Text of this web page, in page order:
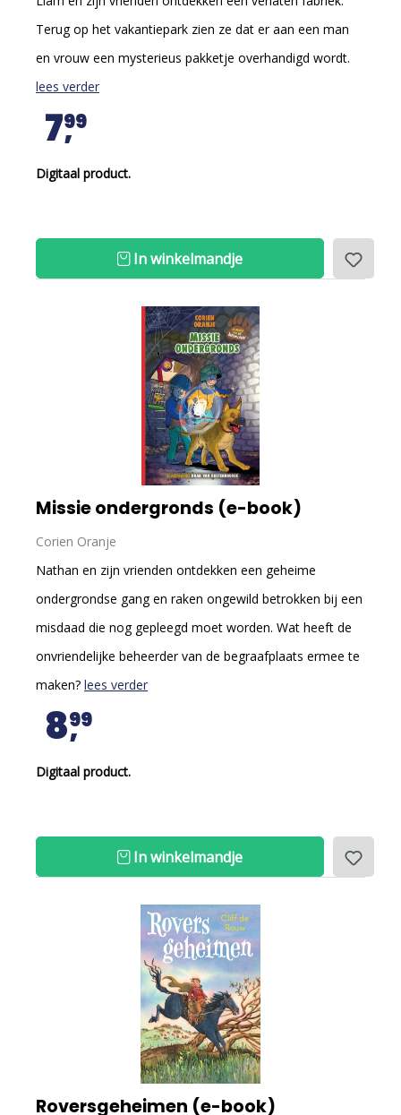
Terug op het vakantiepark zien ze dat er aan een man
en vrouw een mysterieus pakketje overhandigd wordt.
lees verder
799
Digitaal product.
In winkelmandje
Missie ondergronds (e-book)
Corien Oranje
Nathan en zijn vrienden ontdekken een geheime
ondergrondse gang en raken ongewild betrokken bij een
misdaad die nog gepleegd moet worden. Wat heeft de
onvriendelijke beheerder van de begraafplaats ermee te
maken? lees verder
899
Digitaal product.
In winkelmandje
Roversgeheimen (e-book)